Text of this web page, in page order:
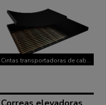
Cintas transportadoras de cable